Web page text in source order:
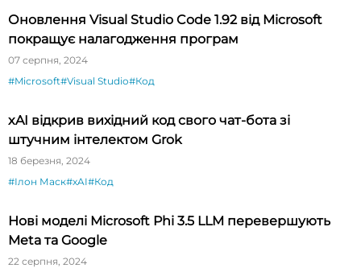
Оновлення Visual Studio Code 1.92 від Microsoft
покращує налагодження програм
07 серпня, 2024
#Microsoft#Visual Studio#Код
xAI відкрив вихідний код свого чат-бота зі
штучним інтелектом Grok
18 березня, 2024
#Ілон Маск#xAI#Код
Нові моделі Microsoft Phi 3.5 LLM перевершують
Meta та Google
22 серпня, 2024